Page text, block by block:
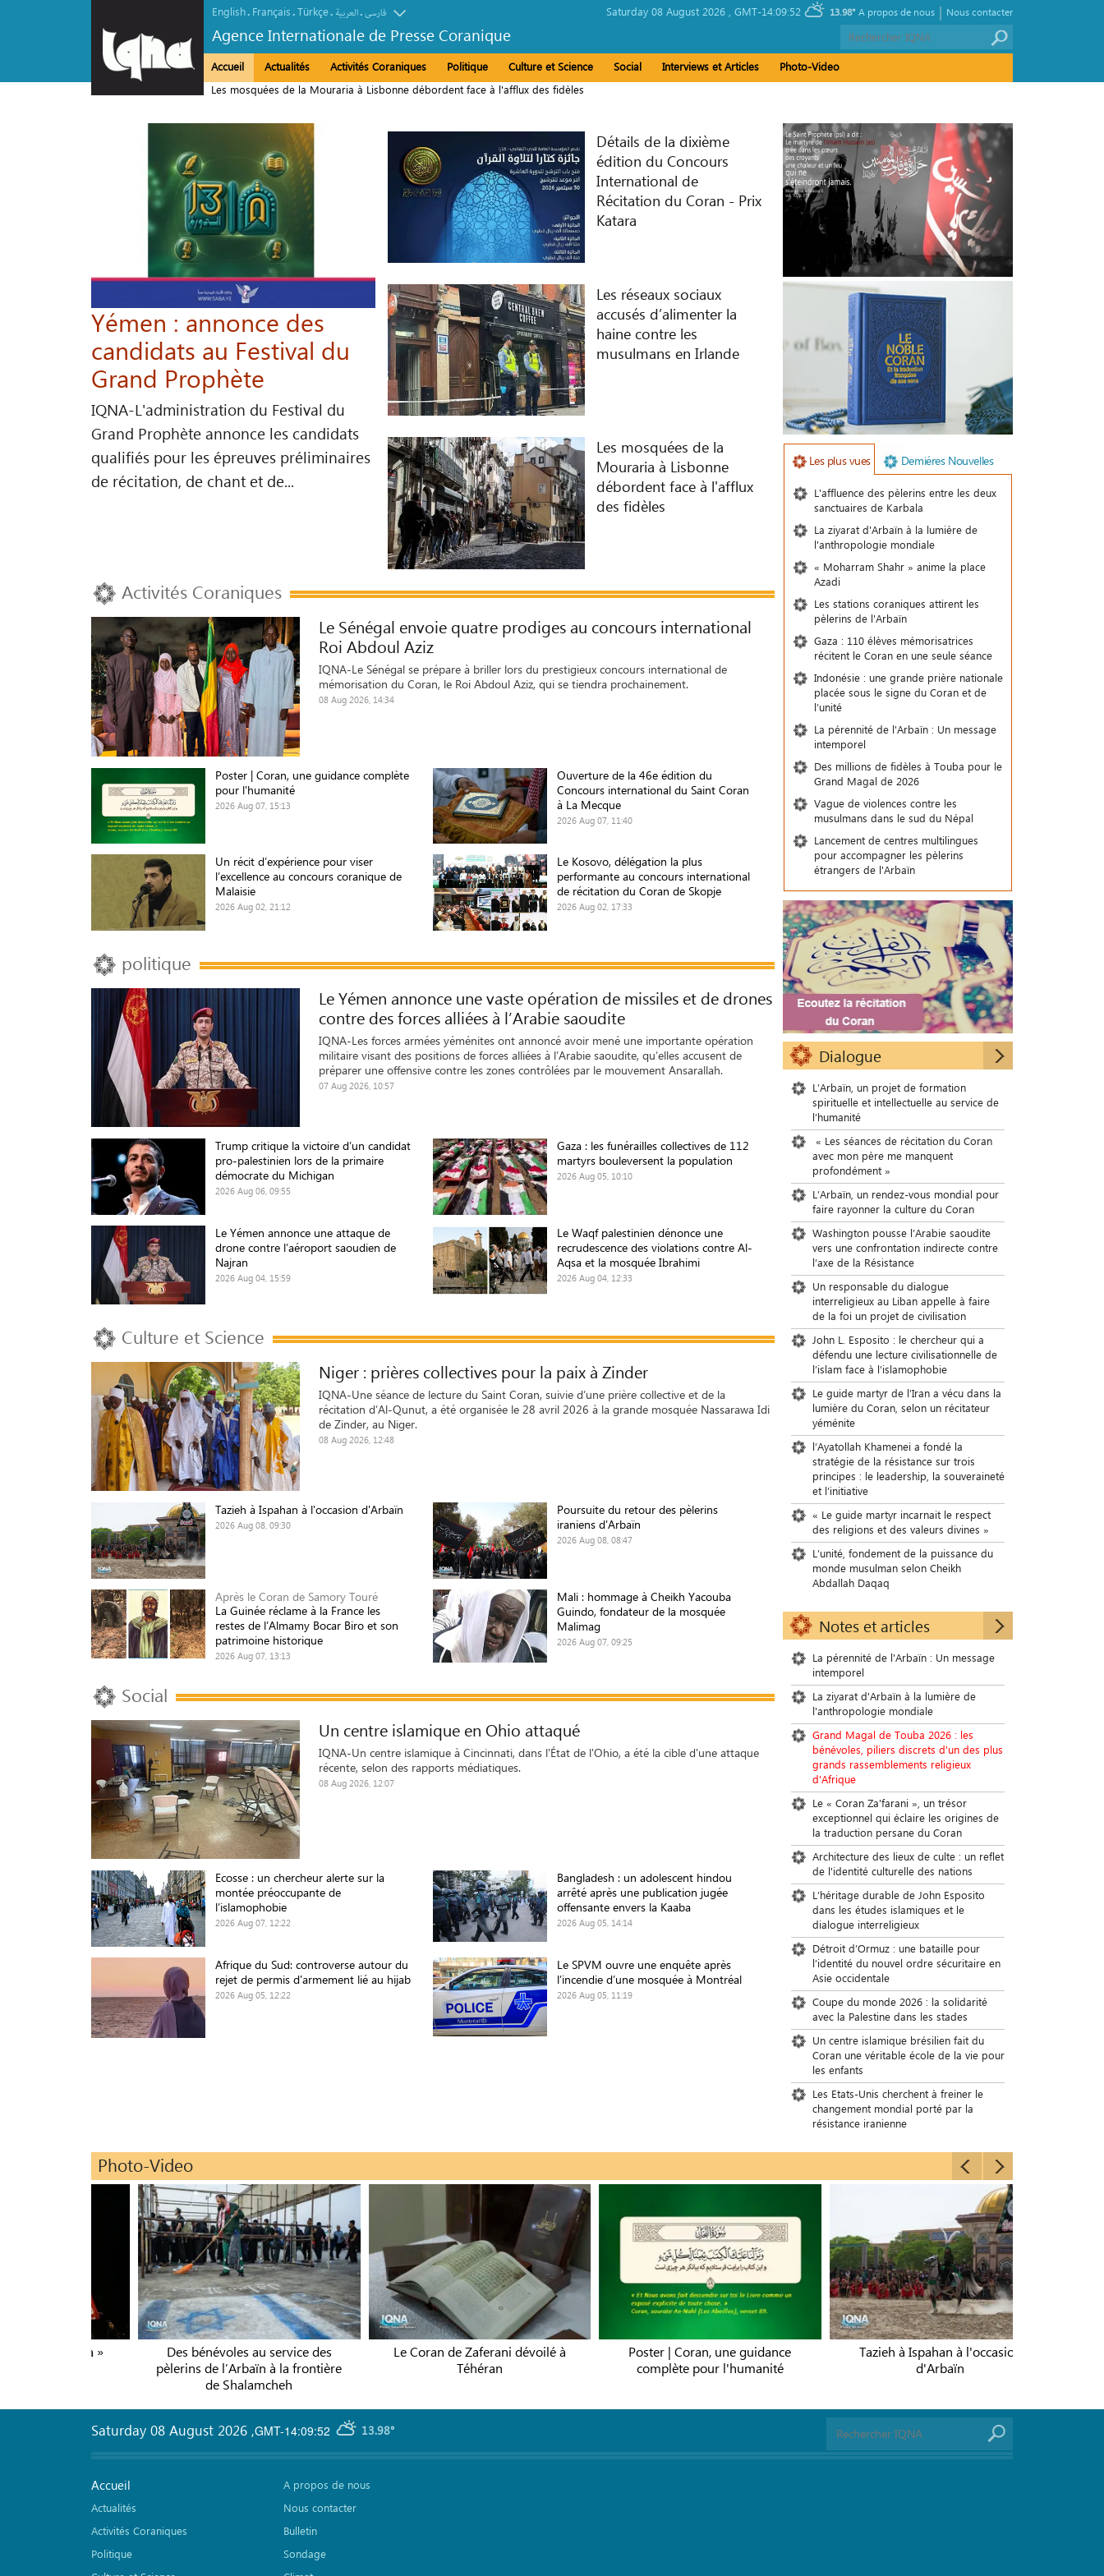
English. Français.Türkçe. العربیة.فارسی
Agence Internationale de Presse Coranique
Saturday 08 August 2026 , GMT-14:09:52 13.98° Nous contacter
|
A propos de nous
Accueil Actualités Activités Coraniques Politique Culture et Science Social Interviews et Articles
Photo-Video
Les mosquées de la Mouraria à Lisbonne débordent face à l'afflux des fidèles
Yémen : annonce des
candidats au Festival du
Grand Prophète
IQNA-L'administration du Festival du
Grand Prophète annonce les candidats
qualifiés pour les épreuves préliminaires
de récitation, de chant et de...
Détails de la dixième
édition du Concours
International de
Récitation du Coran - Prix
Katara
Les réseaux sociaux
accusés d’alimenter la
haine contre les
musulmans en Irlande
Les mosquées de la
Mouraria à Lisbonne
débordent face à l'afflux
des fidèles
Activités Coraniques
Le Sénégal envoie quatre prodiges au concours international
Roi Abdoul Aziz
IQNA-Le Sénégal se prépare à briller lors du prestigieux concours international de
mémorisation du Coran, le Roi Abdoul Aziz, qui se tiendra prochainement.
08 Aug 2026, 14:34
Poster | Coran, une guidance complète
pour l'humanité
2026 Aug 07, 15:13
Ouverture de la 46e édition du
Concours international du Saint Coran
à La Mecque
2026 Aug 07, 11:40
Un récit d’expérience pour viser
l’excellence au concours coranique de
Malaisie
2026 Aug 02, 21:12
Le Kosovo, délégation la plus
performante au concours international
de récitation du Coran de Skopje
2026 Aug 02, 17:33
politique
Le Yémen annonce une vaste opération de missiles et de drones
contre des forces alliées à l’Arabie saoudite
IQNA-Les forces armées yéménites ont annoncé avoir mené une importante opération
militaire visant des positions de forces alliées à l’Arabie saoudite, qu’elles accusent de
préparer une offensive contre les zones contrôlées par le mouvement Ansarallah.
07 Aug 2026, 10:57
Trump critique la victoire d’un candidat
pro-palestinien lors de la primaire
démocrate du Michigan
2026 Aug 06, 09:55
Gaza : les funérailles collectives de 112
martyrs bouleversent la population
2026 Aug 05, 10:10
Le Yémen annonce une attaque de
drone contre l’aéroport saoudien de
Najran
2026 Aug 04, 15:59
Le Waqf palestinien dénonce une
recrudescence des violations contre Al-
Aqsa et la mosquée Ibrahimi
2026 Aug 04, 12:33
Culture et Science
Niger : prières collectives pour la paix à Zinder
IQNA-Une séance de lecture du Saint Coran, suivie d’une prière collective et de la
récitation d’Al-Qunut, a été organisée le 28 avril 2026 à la grande mosquée Nassarawa Idi
de Zinder, au Niger.
08 Aug 2026, 12:48
Tazieh à Ispahan à l'occasion d'Arbaïn
2026 Aug 08, 09:30
Poursuite du retour des pèlerins
iraniens d'Arbaïn
2026 Aug 08, 08:47
Après le Coran de Samory Touré
La Guinée réclame à la France les
restes de l’Almamy Bocar Biro et son
patrimoine historique
2026 Aug 07, 13:13
Mali : hommage à Cheikh Yacouba
Guindo, fondateur de la mosquée
Malimag
2026 Aug 07, 09:25
Social
Un centre islamique en Ohio attaqué
IQNA-Un centre islamique à Cincinnati, dans l'État de l'Ohio, a été la cible d'une attaque
récente, selon des rapports médiatiques.
08 Aug 2026, 12:07
Ecosse : un chercheur alerte sur la
montée préoccupante de
l’islamophobie
2026 Aug 07, 12:22
Bangladesh : un adolescent hindou
arrêté après une publication jugée
offensante envers la Kaaba
2026 Aug 05, 14:14
Afrique du Sud: controverse autour du
rejet de permis d'armement lié au hijab
2026 Aug 05, 12:22
Le SPVM ouvre une enquête après
l’incendie d’une mosquée à Montréal
2026 Aug 05, 11:19
Les plus vues Demiéres Nouvelles
L'affluence des pèlerins entre les deux
sanctuaires de Karbala
La ziyarat d'Arbaïn à la lumière de
l'anthropologie mondiale
« Moharram Shahr » anime la place
Azadi
Les stations coraniques attirent les
pèlerins de l'Arbaïn
Gaza : 110 élèves mémorisatrices
récitent le Coran en une seule séance
Indonésie : une grande prière nationale
placée sous le signe du Coran et de
l’unité
La pérennité de l'Arbaïn : Un message
intemporel
Des millions de fidèles à Touba pour le
Grand Magal de 2026
Vague de violences contre les
musulmans dans le sud du Népal
Lancement de centres multilingues
pour accompagner les pèlerins
étrangers de l'Arbaïn
Dialogue
L’Arbaïn, un projet de formation
spirituelle et intellectuelle au service de
l’humanité
« Les séances de récitation du Coran
avec mon père me manquent
profondément »
L’Arbaïn, un rendez-vous mondial pour
faire rayonner la culture du Coran
Washington pousse l’Arabie saoudite
vers une confrontation indirecte contre
l’axe de la Résistance
Un responsable du dialogue
interreligieux au Liban appelle à faire
de la foi un projet de civilisation
John L. Esposito : le chercheur qui a
défendu une lecture civilisationnelle de
l’islam face à l’islamophobie
Le guide martyr de l’Iran a vécu dans la
lumière du Coran, selon un récitateur
yéménite
l’Ayatollah Khamenei a fondé la
stratégie de la résistance sur trois
principes : le leadership, la souveraineté
et l’initiative
« Le guide martyr incarnait le respect
des religions et des valeurs divines »
L’unité, fondement de la puissance du
monde musulman selon Cheikh
Abdallah Daqaq
Notes et articles
La pérennité de l'Arbaïn : Un message
intemporel
La ziyarat d'Arbaïn à la lumière de
l'anthropologie mondiale
Grand Magal de Touba 2026 : les
bénévoles, piliers discrets d'un des plus
grands rassemblements religieux
d'Afrique
Le « Coran Za'farani », un trésor
exceptionnel qui éclaire les origines de
la traduction persane du Coran
Architecture des lieux de culte : un reflet
de l'identité culturelle des nations
L’héritage durable de John Esposito
dans les études islamiques et le
dialogue interreligieux
Détroit d’Ormuz : une bataille pour
l’identité du nouvel ordre sécuritaire en
Asie occidentale
Coupe du monde 2026 : la solidarité
avec la Palestine dans les stades
Un centre islamique brésilien fait du
Coran une véritable école de la vie pour
les enfants
Les Etats-Unis cherchent à freiner le
changement mondial porté par la
résistance iranienne
Photo-Video
Poster | Coran, une guidance
complète pour l'humanité
Le Coran de Zaferani dévoilé à
Téhéran
Des bénévoles au service des
pèlerins de l’Arbaïn à la frontière
« Moharram Shahr » anime la
place Azadi
GMT-14:09:52 13.98°
Saturday 08 August 2026 ,
Accueil
Actualités
Activités Coraniques
Politique
A propos de nous
Nous contacter
Bulletin
Sondage